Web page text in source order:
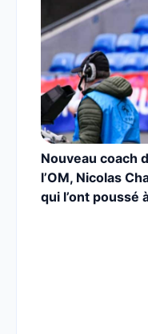
Nouveau coach
l’OM, Nicolas
qui l’ont poussé